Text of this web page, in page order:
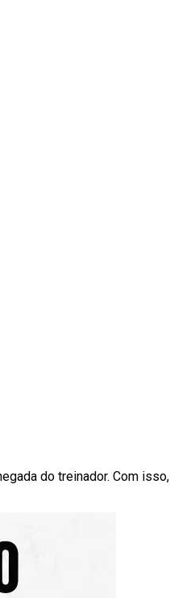
do treinador. Com isso,